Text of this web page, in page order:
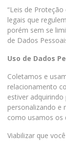
“Leis de
legais que
porém sem se
de Dados
Uso de Dados
Coletamos e
relacionamento
estiver
personalizando e
como usamos os
Viabilizar que